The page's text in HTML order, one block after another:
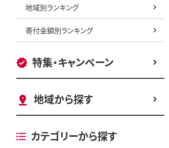
地域別ランキング
寄付金額別ランキング
特集・キャンペーン
地域から探す
カテゴリーから探す